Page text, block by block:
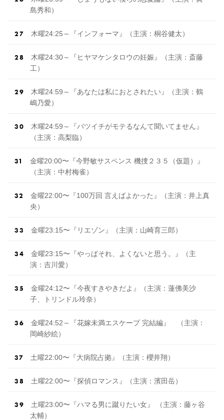
島秀和）
木曜24:25～『インフォーマ』（主演：桐谷健太）
木曜24:30～『ヒヤマケンタロウの妊娠』（主演：斎藤
工）
木曜24:59～『あなたは私におとされたい』（主演：鶴
嶋乃愛）
木曜24:59～『バツイチがモテるなんて聞いてません』
（主演：高梨臨）
金曜20:00〜『今野敏サスペンス 機捜２３５（仮題）』
（主演：中村梅雀）
金曜22:00〜『100万回 言えばよかった』（主演：井上真
央）
金曜23:15〜『リエゾン』（主演：山崎育三郎）
金曜23:15〜『やっぱそれ、よくないと思う。』（主
演：吉川愛）
金曜24:12〜『今夜すきやきだよ』（主演：蓮佛美沙
子、トリンドル玲奈）
金曜24:52～『花嫁未満エスケープ 完結編』 （主演：
岡崎紗絵）
土曜22:00〜『大病院占拠』（主演：櫻井翔）
土曜22:00〜『探偵ロマンス』（主演：濱田岳）
土曜23:00〜『ハマる男に蹴りたい女』 （主演：藤ヶ谷
太輔）